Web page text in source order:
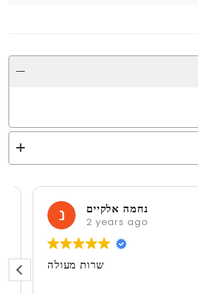
נחמה אלקיים
2 years ago
שרות מעולה